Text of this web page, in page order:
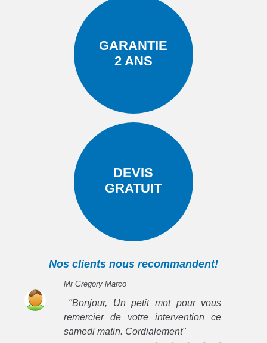
GARANTIE
2 ANS
DEVIS
GRATUIT
Nos clients nous recommandent!
Mr Gregory Marco
"Bonjour, Un petit mot pour vous
remercier de votre intervention ce
samedi matin. Cordialement"